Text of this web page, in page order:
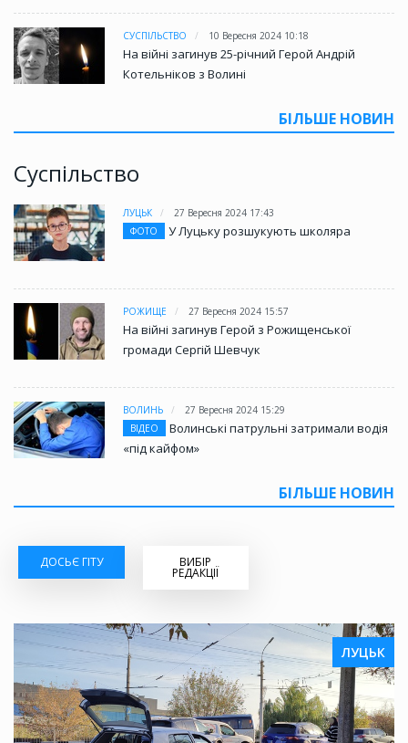
СУСПІЛЬСТВО 10 Вересня 2024 10:18
На війні загинув 25-річний Герой Андрій
Котельніков з Волині
БІЛЬШЕ НОВИН
Суспільство
ЛУЦЬК
27 Вересня 2024 17:43
ФОТО
У Луцьку розшукують школяра
РОЖИЩЕ 27 Вересня 2024 15:57
На війні загинув Герой з Рожищенської
громади Сергій Шевчук
ВОЛИНЬ
27 Вересня 2024 15:29
ВІДЕО
Волинські патрульні затримали водія
«під кайфом»
БІЛЬШЕ НОВИН
ДОСЬЄ ГІТУ ВИБІР
РЕДАКЦІЇ
ЛУЦЬК